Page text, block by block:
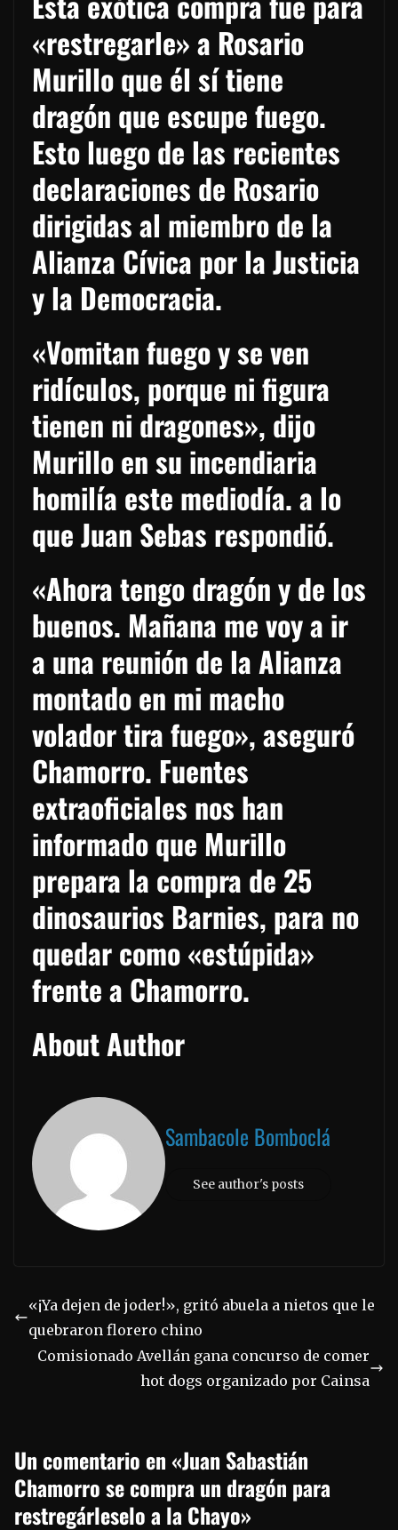
«restregarle» a Rosario
Murillo que él sí tiene
dragón que escupe fuego.
Esto luego de las recientes
declaraciones de Rosario
dirigidas al miembro de la
Alianza Cívica por la Justicia
y la Democracia.
«Vomitan fuego y se ven
ridículos, porque ni figura
tienen ni dragones», dijo
Murillo en su incendiaria
homilía este mediodía. a lo
que Juan Sebas respondió.
«Ahora tengo dragón y de los
buenos. Mañana me voy a ir
a una reunión de la Alianza
montado en mi macho
volador tira fuego», aseguró
Chamorro. Fuentes
extraoficiales nos han
informado que Murillo
prepara la compra de 25
dinosaurios Barnies, para no
quedar como «estúpida»
frente a Chamorro.
About Author
Sambacole Bomboclá
See author's posts
«¡Ya dejen de joder!», gritó abuela a nietos que le
quebraron florero chino
Comisionado Avellán gana concurso de comer
hot dogs organizado por Cainsa
Un comentario en «Juan Sabastián
Chamorro se compra un dragón para
restregárleselo a la Chayo»